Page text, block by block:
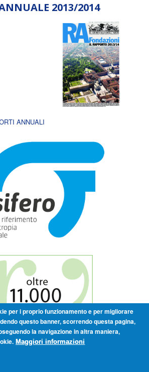
2013/2014
ANNUALI
per i proprio funzionamento e per migliorare
questo banner, scorrendo questa pagina,
la navigazione in altra maniera,
Maggiori informazioni